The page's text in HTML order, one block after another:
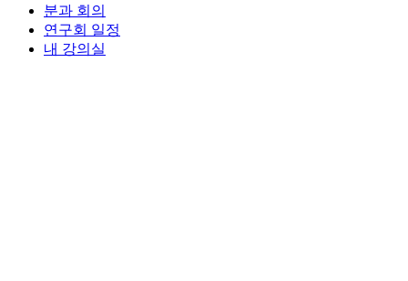
분과 회의
연구회 일정
내 강의실